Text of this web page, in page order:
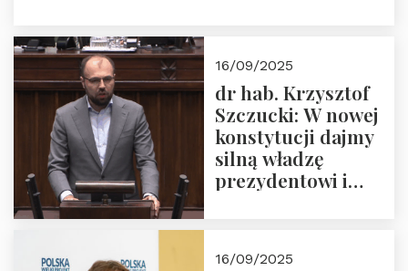
16/09/2025
dr hab. Krzysztof
Szczucki: W nowej
konstytucji dajmy
silną władzę
prezydentowi i
16/09/2025